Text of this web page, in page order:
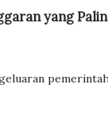
yang